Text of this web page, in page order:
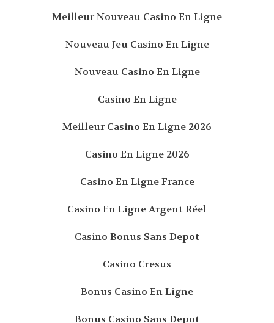
Meilleur Nouveau Casino En Ligne
Nouveau Jeu Casino En Ligne
Nouveau Casino En Ligne
Casino En Ligne
Meilleur Casino En Ligne 2026
Casino En Ligne 2026
Casino En Ligne France
Casino En Ligne Argent Réel
Casino Bonus Sans Depot
Casino Cresus
Bonus Casino En Ligne
Bonus Casino Sans Depot